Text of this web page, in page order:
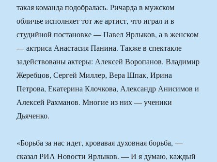
такая команда подобралась. Ричарда в мужском
обличье исполняет тот же артист, что играл и в
студийной постановке — Павел Ярлыков, а в женском
— актриса Анастасия Панина. Также в спектакле
задействованы актеры: Алексей Воропанов, Владимир
Жеребцов, Сергей Миллер, Вера Шпак, Ирина
Петрова, Екатерина Клочкова, Александр Анисимов и
Алексей Рахманов. Многие из них — ученики
Дьяченко.
«Борьба за нас идет, кровавая духовная борьба, —
сказал РИА Новости Ярлыков. — И я думаю, каждый